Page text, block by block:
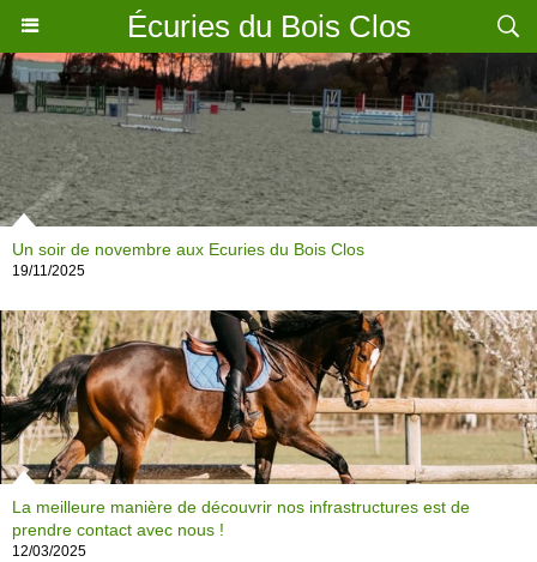
Écuries du Bois Clos
Un soir de novembre aux Ecuries du Bois Clos
19/11/2025
La meilleure manière de découvrir nos infrastructures est de
prendre contact avec nous !
12/03/2025